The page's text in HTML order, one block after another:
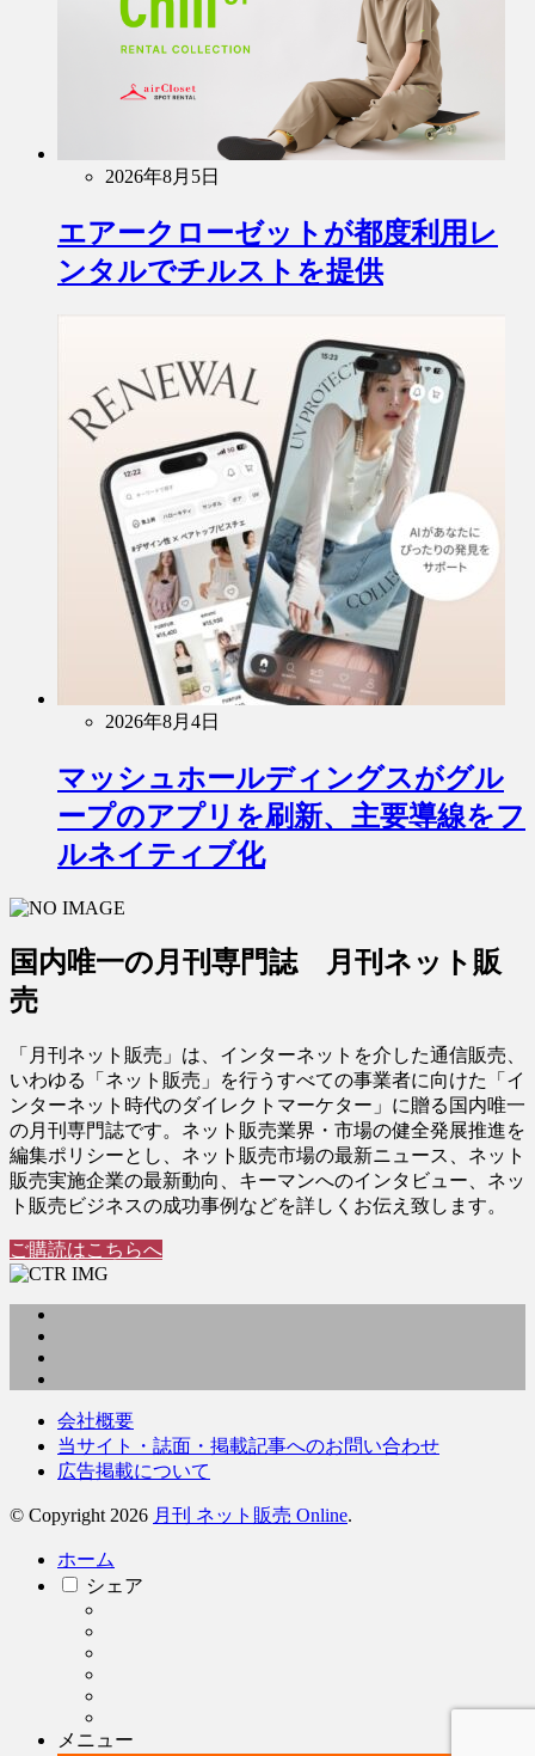
2026年8月5日
エアークローゼットが都度利用レ
ンタルでチルストを提供
2026年8月4日
マッシュホールディングスがグル
ープのアプリを刷新、主要導線をフ
ルネイティブ化
国内唯一の月刊専門誌 月刊ネット販
売
「月刊ネット販売」は、インターネットを介した通信販売、
いわゆる「ネット販売」を行うすべての事業者に向けた「イ
ンターネット時代のダイレクトマーケター」に贈る国内唯一
の月刊専門誌です。ネット販売業界・市場の健全発展推進を
編集ポリシーとし、ネット販売市場の最新ニュース、ネット
販売実施企業の最新動向、キーマンへのインタビュー、ネッ
ト販売ビジネスの成功事例などを詳しくお伝え致します。
ご購読はこちらへ
会社概要
当サイト・誌面・掲載記事へのお問い合わせ
広告掲載について
© Copyright 2026 月刊 ネット販売 Online.
ホーム
シェア
メニュー